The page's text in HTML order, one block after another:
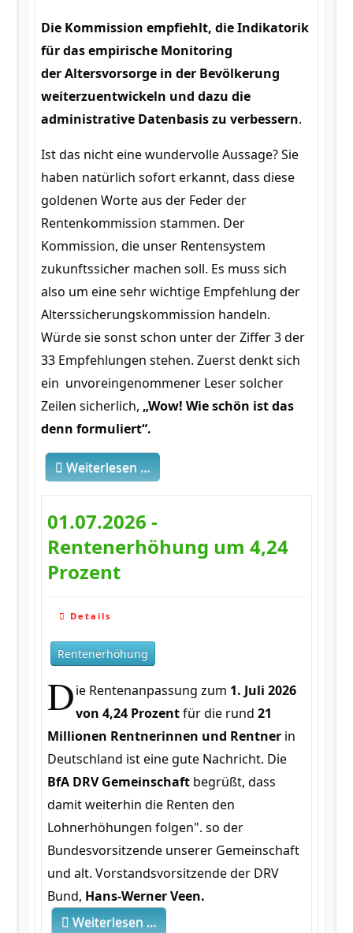
Die Kommission empfiehlt, die Indikatorik
für das empirische Monitoring
der Altersvorsorge in der Bevölkerung
weiterzuentwickeln und dazu die
administrative Datenbasis zu verbessern.
Ist das nicht eine wundervolle Aussage? Sie
haben natürlich sofort erkannt, dass diese
goldenen Worte aus der Feder der
Rentenkommission stammen. Der
Kommission, die unser Rentensystem
zukunftssicher machen soll. Es muss sich
also um eine sehr wichtige Empfehlung der
Alterssicherungskommission handeln.
Würde sie sonst schon unter der Ziffer 3 der
33 Empfehlungen stehen. Zuerst denkt sich
ein unvoreingenommener Leser solcher
Zeilen sicherlich, „Wow! Wie schön ist das
denn formuliert“.
Weiterlesen …
01.07.2026 -
Rentenerhöhung um 4,24
Prozent
Details
Rentenerhöhung
Die Rentenanpassung zum 1. Juli 2026
von 4,24 Prozentfür die rund21
Millionen Rentnerinnen und Rentner in
Deutschland ist eine gute Nachricht. Die
BfA DRV Gemeinschaft begrüßt, dass
damit weiterhin die Renten den
Lohnerhöhungen folgen". so der
Bundesvorsitzende unserer Gemeinschaft
und alt. Vorstandsvorsitzende der DRV
Bund, Hans-Werner Veen.
Weiterlesen …